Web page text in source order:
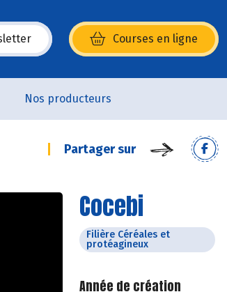
Courses en ligne
une nouvelle fenêtre)
Nos producteurs
Partager sur
Cocebi
Filière Céréales et
protéagineux
Année de création